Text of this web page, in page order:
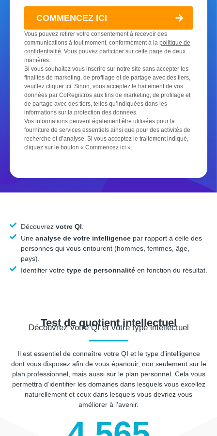
COMMENCEZ ICI
Vous pouvez retirer votre consentement à recevoir des
communications à tout moment, conformément à la politique de
confidentialité . Vous pouvez participer sur cette page de deux
manières.
Si vous souhaitez vous inscrire sur notre site sans accepter les
finalités de marketing, de profilage et de partage avec des tiers,
veuillez cliquer ici . Sinon, vous acceptez le traitement de vos
données par CoRegistros aux fins de marketing, de profilage et
de partage avec des tiers, telles qu’indiquées dans les
informations sur la protection des données.
Vos informations peuvent également être utilisées pour la
fourniture de services essentiels ainsi que pour des activités de
recherche et d’analyse. Si vous acceptez le traitement indiqué,
cliquez sur le bouton « Commencez ici ».
Découvrez votre QI
Une analyse de votre intelligencepar rapport à celle des
personnes qui vous entourent (hommes, femmes, âge,
pays).
Identifier votre type de personnalitéen fonction du résultat.
Test de quotient intellectuel
Découvrez votre QI et votre type intellectuel
Il est essentiel de connaître votre QI et le type d’intelligence
dont vous disposez afin de vous épanouir, non seulement sur le
plan professionnel, mais aussi sur le plan personnel. Cela vous
permettra d’identifier les domaines dans lesquels vous excellez
naturellement et ceux dans lesquels vous devriez vous
améliorer à l’avenir.